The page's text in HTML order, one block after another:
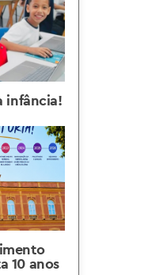
infância!
10 anos